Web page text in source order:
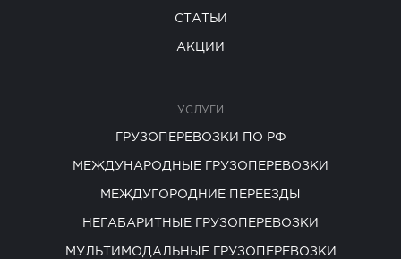
СТАТЬИ
АКЦИИ
УСЛУГИ
ГРУЗОПЕРЕВОЗКИ ПО РФ
МЕЖДУНАРОДНЫЕ ГРУЗОПЕРЕВОЗКИ
МЕЖДУГОРОДНИЕ ПЕРЕЕЗДЫ
НЕГАБАРИТНЫЕ ГРУЗОПЕРЕВОЗКИ
МУЛЬТИМОДАЛЬНЫЕ ГРУЗОПЕРЕВОЗКИ